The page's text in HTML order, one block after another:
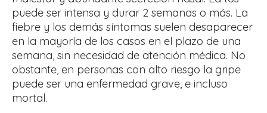
puede ser intensa y durar 2 semanas o más. La
fiebre y los demás síntomas suelen desaparecer
en la mayoría de los casos en el plazo de una
semana, sin necesidad de atención médica. No
obstante, en personas con alto riesgo la gripe
puede ser una enfermedad grave, e incluso
mortal.